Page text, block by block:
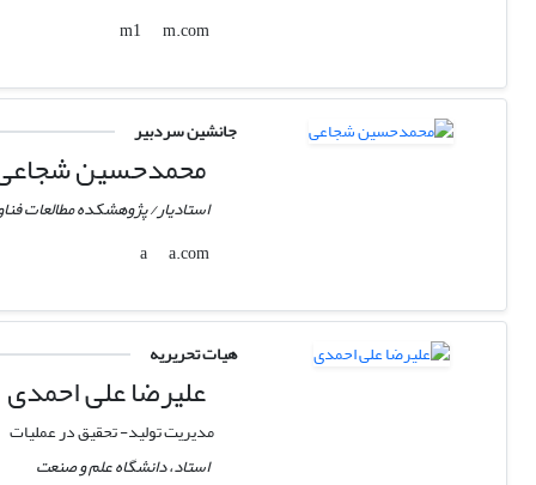
m1
m.com
جانشین سردبیر
محمدحسین
استادیار/ پژوهشکده مطالعات
a
a.com
هیات تحریریه
علیرضا علی احمدی
مدیریت تولید- تحقیق در عملیات
استاد، دانشگاه علم و صنعت